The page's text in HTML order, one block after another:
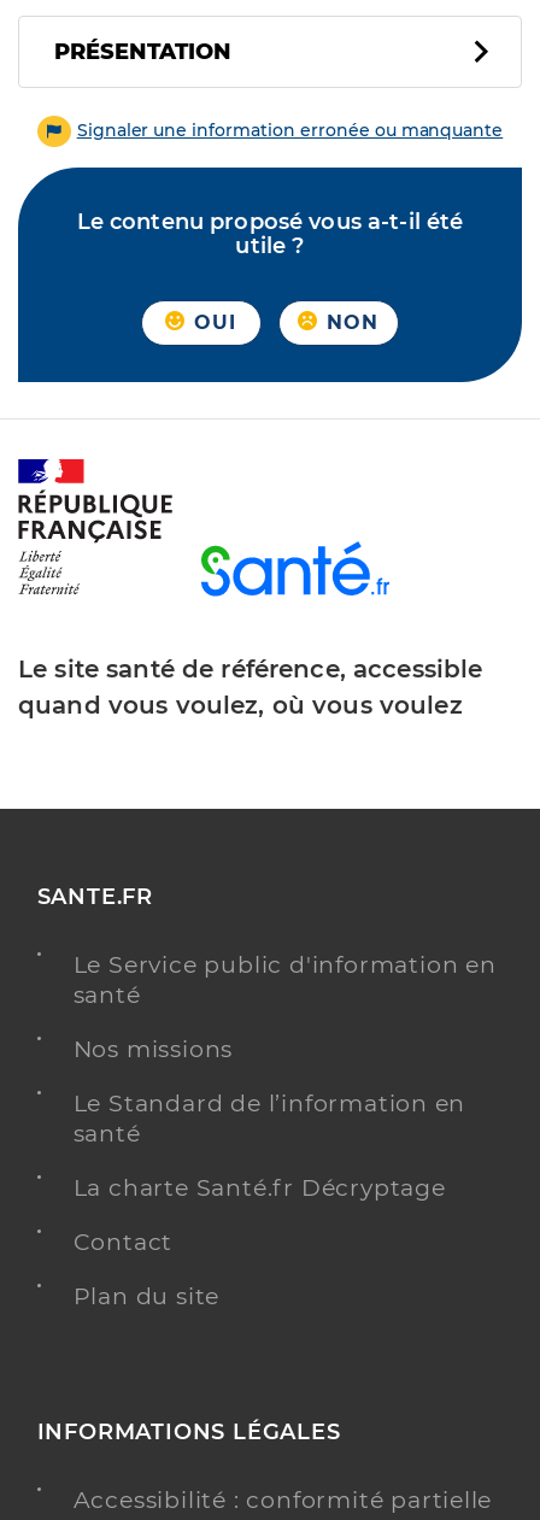
PRÉSENTATION
Signaler une information erronée ou manquante
Le contenu proposé vous a-t-il été
utile ?
OUI NON
Le site santé de référence, accessible
quand vous voulez, où vous voulez
SANTE.FR
Le Service public d'information en
santé
Nos missions
Le Standard de l’information en
santé
La charte Santé.fr Décryptage
Contact
Plan du site
INFORMATIONS LÉGALES
Accessibilité : conformité partielle